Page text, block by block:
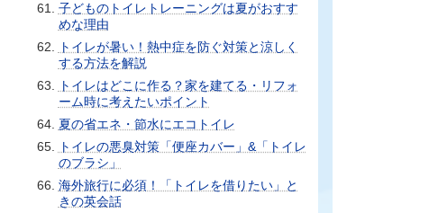
子どものトイレトレーニングは夏がおすす
めな理由
トイレが暑い！熱中症を防ぐ対策と涼しく
する方法を解説
トイレはどこに作る？家を建てる・リフォ
ーム時に考えたいポイント
夏の省エネ・節水にエコトイレ
トイレの悪臭対策「便座カバー」&「トイレ
のブラシ」
海外旅行に必須！「トイレを借りたい」と
きの英会話